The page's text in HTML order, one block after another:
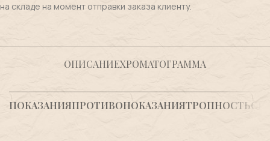
на складе на момент отправки заказа клиенту.
ОПИСАНИЕХРОМАТОГРАММА
ПОКАЗАНИЯПРОТИВОПОКАЗАНИЯТРОПНОСТЬ